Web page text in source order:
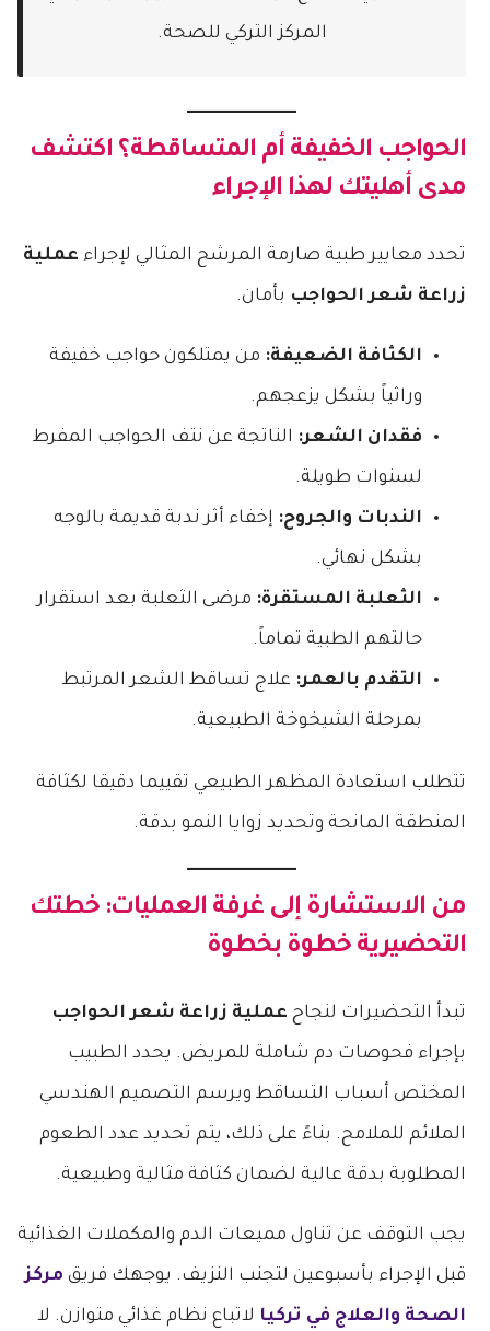
المركز التركي للصحة.
الحواجب الخفيفة أم المتساقطة؟ اكتشف
مدى أهليتك لهذا الإجراء
تحدد معايير طبية صارمة المرشح المثالي لإجراء عملية
زراعة شعر الحواجب بأمان.
الكثافة الضعيفة: من يمتلكون حواجب خفيفة
وراثياً بشكل يزعجهم.
فقدان الشعر: الناتجة عن نتف الحواجب المفرط
لسنوات طويلة.
الندبات والجروح: إخفاء أثر ندبة قديمة بالوجه
بشكل نهائي.
الثعلبة المستقرة: مرضى الثعلبة بعد استقرار
حالتهم الطبية تماماً.
التقدم بالعمر: علاج تساقط الشعر المرتبط
بمرحلة الشيخوخة الطبيعية.
تتطلب استعادة المظهر الطبيعي تقييما دقيقا لكثافة
المنطقة المانحة وتحديد زوايا النمو بدقة.
من الاستشارة إلى غرفة العمليات: خطتك
التحضيرية خطوة بخطوة
تبدأ التحضيرات لنجاح عملية زراعة شعر الحواجب
بإجراء فحوصات دم شاملة للمريض. يحدد الطبيب
المختص أسباب التساقط ويرسم التصميم الهندسي
الملائم للملامح. بناءً على ذلك، يتم تحديد عدد الطعوم
المطلوبة بدقة عالية لضمان كثافة مثالية وطبيعية.
يجب التوقف عن تناول مميعات الدم والمكملات الغذائية
قبل الإجراء بأسبوعين لتجنب النزيف. يوجهك فريق مركز
الصحة والعلاج في تركيا لاتباع نظام غذائي متوازن. لا